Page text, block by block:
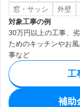
窓・サッシ 外壁
対象工事の例
30万円以上の工事、
ためのキッチンやお
事など
工
補助